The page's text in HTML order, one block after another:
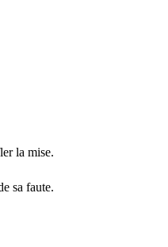
la mise.
sa faute.